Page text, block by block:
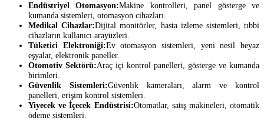
Endüstriyel Otomasyon:Makine kontrolleri, panel gösterge ve
kumanda sistemleri, otomasyon cihazları.
Medikal Cihazlar:Dijital monitörler, hasta izleme sistemleri, tıbbi
cihazların kullanıcı arayüzleri.
Tüketici Elektroniği:Ev otomasyon sistemleri, yeni nesil beyaz
eşyalar, elektronik paneller.
Otomotiv Sektörü:Araç içi kontrol panelleri, gösterge ve kumanda
birimleri.
Güvenlik Sistemleri:Güvenlik kameraları, alarm ve kontrol
panelleri, erişim kontrol sistemleri.
Yiyecek ve İçecek Endüstrisi:Otomatlar, satış makineleri, otomatik
ödeme sistemleri.